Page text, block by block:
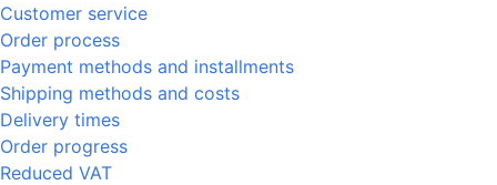
Customer service
Order process
Payment methods and installments
Shipping methods and costs
Delivery times
Order progress
Reduced VAT